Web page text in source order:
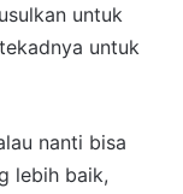
untuk
untuk
nanti bisa
lebih baik,